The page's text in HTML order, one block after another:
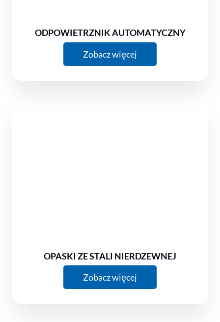
ODPOWIETRZNIK AUTOMATYCZNY
Zobacz więcej
OPASKI ZE STALI NIERDZEWNEJ
Zobacz więcej